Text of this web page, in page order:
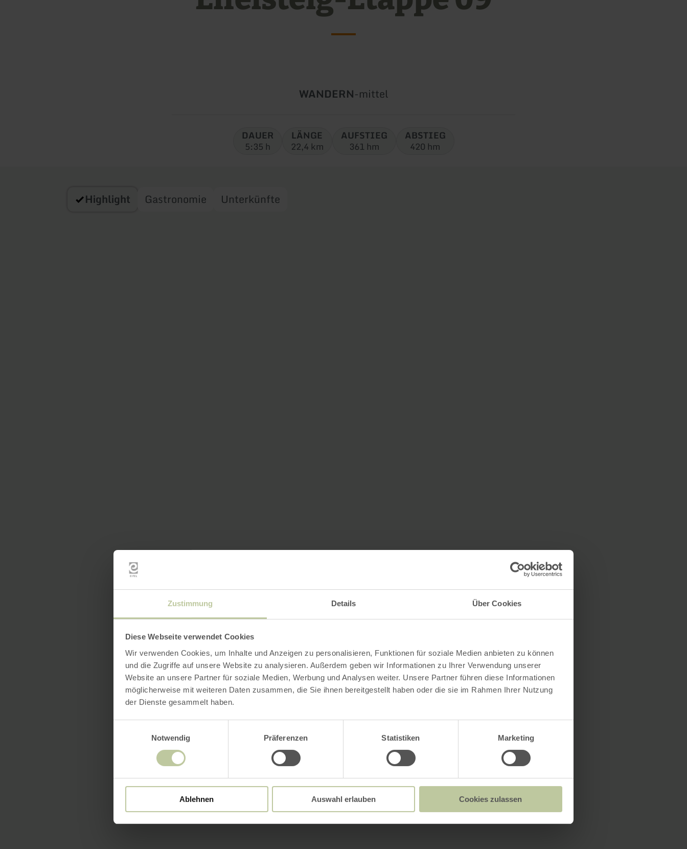
Zustimmung Details Über Cookies
Diese Webseite verwendet Cookies
Wir verwenden Cookies, um Inhalte und Anzeigen zu personalisieren, Funktionen für soziale Medien anbieten zu können
und die Zugriffe auf unsere Website zu analysieren. Außerdem geben wir Informationen zu Ihrer Verwendung unserer
Website an unsere Partner für soziale Medien, Werbung und Analysen weiter. Unsere Partner führen diese Informationen
möglicherweise mit weiteren Daten zusammen, die Sie ihnen bereitgestellt haben oder die sie im Rahmen Ihrer Nutzung
der Dienste gesammelt haben.
Notwendig
Präferenzen Statistiken Marketing
Ablehnen Auswahl erlauben Cookies zulassen
Art
Tour:
WANDERN-Schwierigkeit:
mittel
DAUER
5:35 h
LÄNGE
22,4 km
AUFSTIEG
361 hm
ABSTIEG
420 hm
Highlight Gastronomie Unterkünfte